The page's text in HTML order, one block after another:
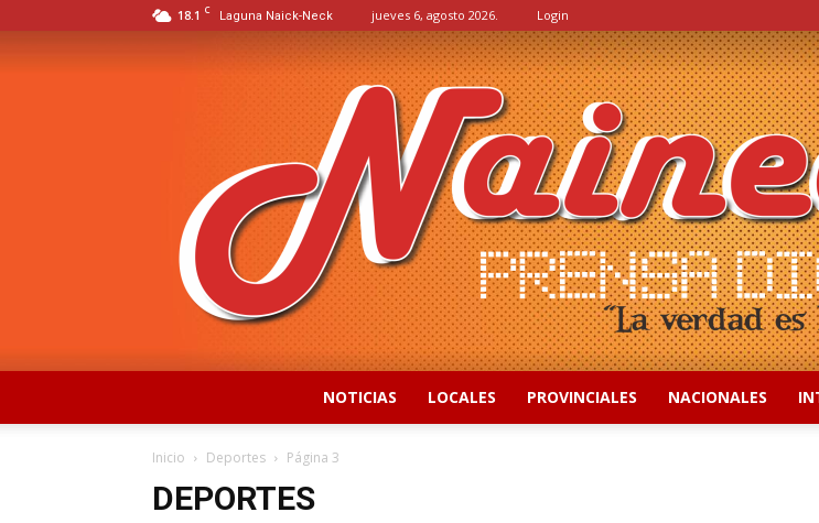
18.1 C Laguna Naick-Neck jueves 6, agosto 2026. Login
NOTICIAS LOCALES PROVINCIALES NACIONALES
Inicio Deportes Página 3
DEPORTES